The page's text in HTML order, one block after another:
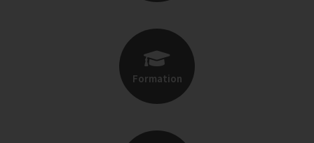
Formation